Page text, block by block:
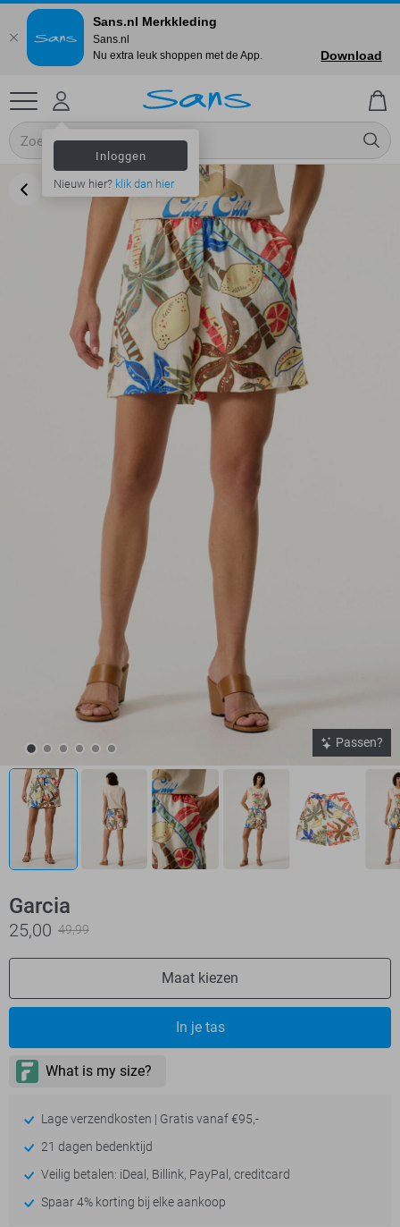
Inloggen
Nieuw hier? klik dan hier
Passen?
Garcia
25,00 49,99
Maat kiezen
In je tas
Lage verzendkosten | Gratis vanaf €95,-
21 dagen bedenktijd
Veilig betalen: iDeal, Billink, PayPal, creditcard
Spaar 4% korting bij elke aankoop
Sans.nl Merkkleding
Sans.nl
Nu extra leuk shoppen met de App.
Download